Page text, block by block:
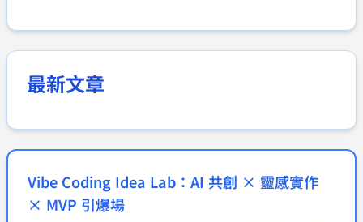
最新文章
Vibe Coding Idea Lab：AI 共創 × 靈感實作
× MVP 引爆場